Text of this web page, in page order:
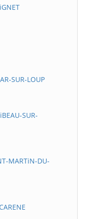
SUR-LOUP
SUR-
MARTiN-DU-